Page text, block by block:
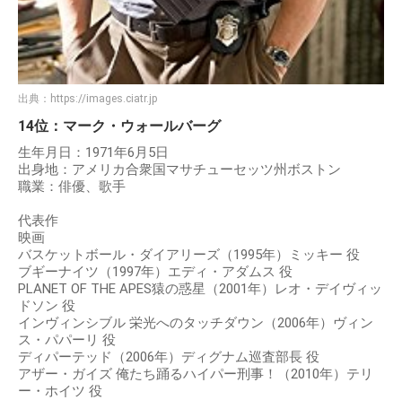
出典： https://images.ciatr.jp
14位：マーク・ウォールバーグ
生年月日：1971年6月5日
出身地：アメリカ合衆国マサチューセッツ州ボストン
職業：俳優、歌手
代表作
映画
バスケットボール・ダイアリーズ（1995年）ミッキー 役
ブギーナイツ（1997年）エディ・アダムス 役
PLANET OF THE APES猿の惑星（2001年）レオ・デイヴィッ
ドソン 役
インヴィンシブル 栄光へのタッチダウン（2006年）ヴィン
ス・パパーリ 役
ディパーテッド（2006年）ディグナム巡査部長 役
アザー・ガイズ 俺たち踊るハイパー刑事！（2010年）テリ
ー・ホイツ 役